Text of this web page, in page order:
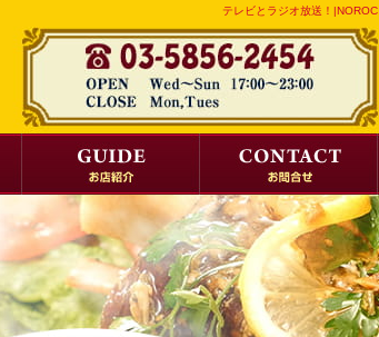
テレビとラジオ放送！|NOROC